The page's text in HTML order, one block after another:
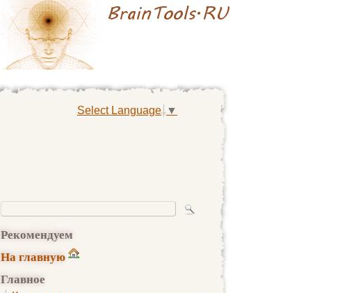
Select Language ▼
Рекомендуем
На главную
Главное